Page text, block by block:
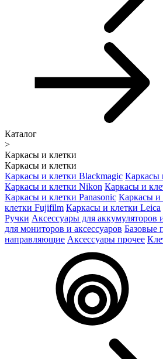
Каталог
>
Каркасы и клетки
Каркасы и клетки
Каркасы и клетки Blackmagic Каркасы
Каркасы и клетки Nikon Каркасы и
Каркасы и клетки Panasonic Каркасы и
клетки Fujifilm Каркасы и клетки Leica
Ручки Аксессуары для аккумуляторов
для мониторов и аксессуаров Базовые
направляющие Аксессуары прочее